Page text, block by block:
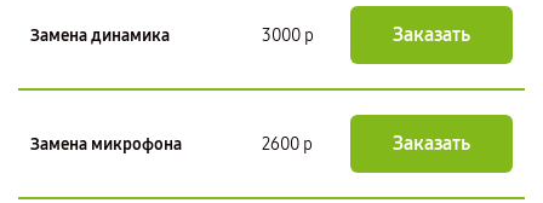
Замена динамика 3000 р Заказать
Замена микрофона 2600 р Заказать